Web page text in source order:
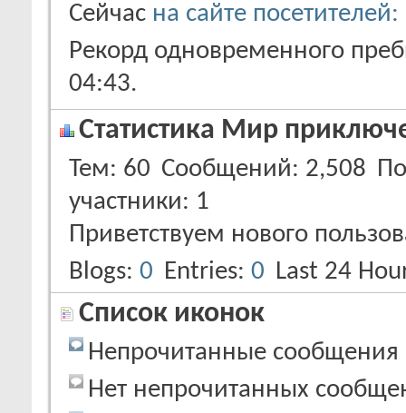
Сейчас на сайте
Рекорд одновременного
04:43.
Статистика Мир
Тем 60 Сообщений 2,508
участники
1
Приветствуем нового
Blogs 0 Entries 0 Last 24
Список иконок
Непрочитанные сообщения
Нет непрочитанных